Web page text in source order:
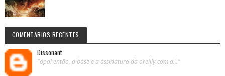
COMENTÁRIOS RECENTES
Dissonant
"opa! então, a base e a assinatura da oreilly com d..."